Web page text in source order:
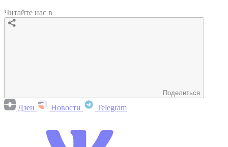
Читайте нас в
Поделиться
Дзен Новости Telegram